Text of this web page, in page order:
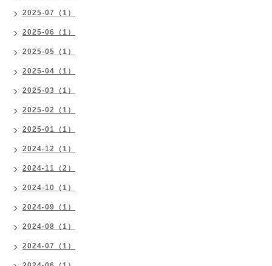
2025-07（1）
2025-06（1）
2025-05（1）
2025-04（1）
2025-03（1）
2025-02（1）
2025-01（1）
2024-12（1）
2024-11（2）
2024-10（1）
2024-09（1）
2024-08（1）
2024-07（1）